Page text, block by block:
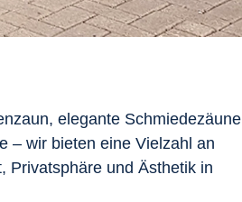
elegante Schmiedezäune
– wir bieten eine Vielzahl an
Privatsphäre und Ästhetik in